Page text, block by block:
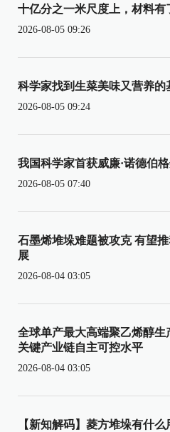
十亿分之一米尺度上，材料有
2026-08-05 09:26
科学家找到生菜美味又营养的
2026-08-05 09:24
我国科学家首获威廉·诺德伯
2026-08-05 07:40
石墨烯堆垛难题被攻克 有望
展
2026-08-04 03:05
全球单产最大高端聚乙烯醇生
关键产业链自主可控水平
2026-08-04 03:05
【新知解码】菱方堆垛有什么